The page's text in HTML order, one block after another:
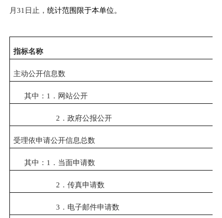
月31日止， 统计范围限于本单位。
指标名称
主动公开信息数
其中：1．网站公开
2．政府公报公开
受理依申请公开信息总数
其中：1．当面申请数
2．传真申请数
3．电子邮件申请数